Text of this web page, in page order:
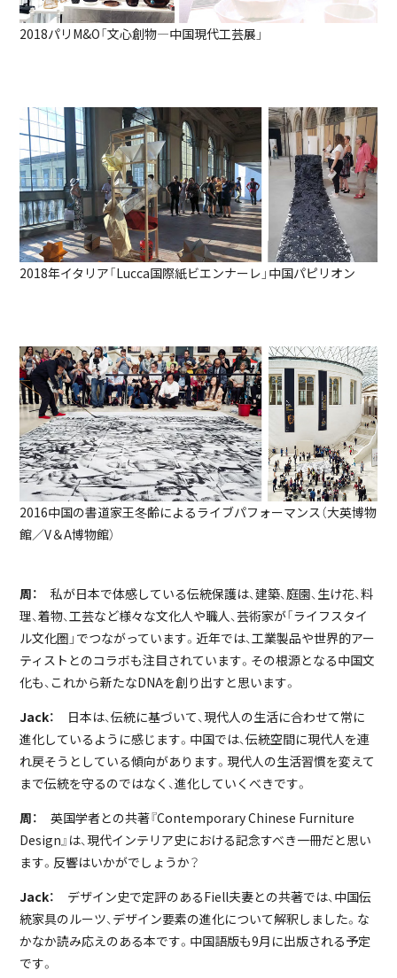
2018パリM&O「文心創物―中国現代工芸展」
2018年イタリア「Lucca国際紙ビエンナーレ」中国パピリオン
2016中国の書道家王冬齢によるライブパフォーマンス（大英博物
館／V＆A博物館）
周：
私が日本で体感している伝統保護は、建築、庭園、生け花、料
理、着物、工芸など様々な文化人や職人、芸術家が「ライフスタイ
ル文化圏」でつながっています。近年では、工業製品や世界的アー
ティストとのコラボも注目されています。その根源となる中国文
化も、これから新たなDNAを創り出すと思います。
Jack：
日本は、伝統に基づいて、現代人の生活に合わせて常に
進化しているように感じます。中国では、伝統空間に現代人を連
れ戻そうとしている傾向があります。現代人の生活習慣を変えて
まで伝統を守るのではなく、進化していくべきです。
周：
英国学者との共著『Contemporary Chinese Furniture
Design』は、現代インテリア史における記念すべき一冊だと思い
ます。反響はいかがでしょうか？
Jack：
デザイン史で定評のあるFiell夫妻との共著では、中国伝
統家具のルーツ、デザイン要素の進化について解釈しました。な
かなか読み応えのある本です。中国語版も9月に出版される予定
です。